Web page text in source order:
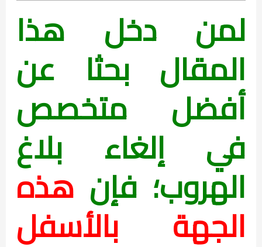
لمن دخل هذا
المقال بحثا عن
أفضل متخصص
في إلغاء بلاغ
الهروب؛ فإن هذه
الجهة بالأسفل